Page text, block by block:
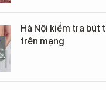
Hà Nội kiểm tra bút
trên mạng